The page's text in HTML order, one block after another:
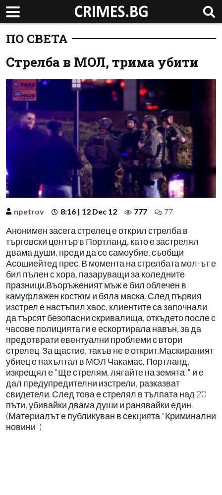
ПО СВЕТА
Стрелба в МОЛ, трима убити
npetrov 8:16 | 12 Dec 12 777 77
Анонимен засега стрелец е открил стрелба в
търговски център в Портланд, като е застрелял
двама души, преди да се самоубие, съобщи
Асошиейтед прес. В момента на стрелбата мол-ът е
бил пълен с хора, пазаруващи за коледните
празници.Въоръженият мъж е бил облечен в
камуфлажен костюм и бяла маска. След първия
изстрел е настъпил хаос, клиентите са започнали
да търсят безопасни скривалища, откъдето после с
часове полицията ги е ескортирала навън, за да
предотврати евентуални проблеми с втори
стрелец. За щастие, такъв не е открит.Маскираният
убиец е нахълтал в МОЛ Чакамас, Портланд,
изкрещял е "Ще стрелям, лягайте на земята!" и е
дал предупредителни изстрели, разказват
свидетели. След това е стрелял в тълпата над 20
пъти, убивайки двама души и ранявайки един.
(Материалът е публикуван в секцията "Криминални
новини")